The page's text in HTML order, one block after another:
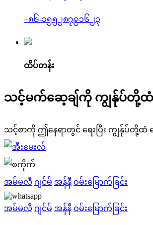
+၈၆-၁၅၅၂၈၇၉၁၆၂၃
ထိပ်တန်း
သင့်မက်ဆေ့ချ်ကို ကျွန်ုပ်တို့ထံ
သင့်စာကို ဤနေရာတွင် ရေးပြီး ကျွန်ုပ်တို့ထံ ပ
အမ်မလီ ဂျင်မ် အန်နီ ဝမ်းမြောက်ခြင်း
အမ်မလီ ဂျင်မ် အန်နီ ဝမ်းမြောက်ခြင်း